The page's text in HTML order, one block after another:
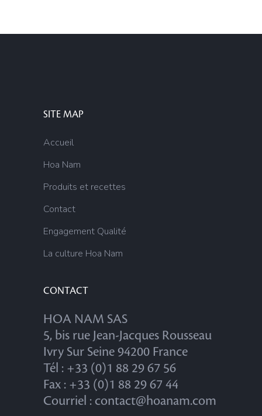
SITE MAP
Accueil
Hoa Nam
Produits et recettes
Contact
Engagement Qualité
La culture Hoa Nam
CONTACT
HOA NAM SAS
5, bis rue Jean-Jacques Rousseau
Ivry Sur Seine 94200 France
Tél : +33 (0)1 88 29 67 56
Fax : +33 (0)1 88 29 67 44
Courriel : contact@hoanam.com